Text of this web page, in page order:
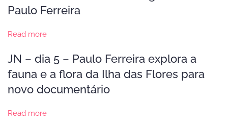
Paulo Ferreira
Read more
JN – dia 5 – Paulo Ferreira explora a
fauna e a flora da Ilha das Flores para
novo documentário
Read more